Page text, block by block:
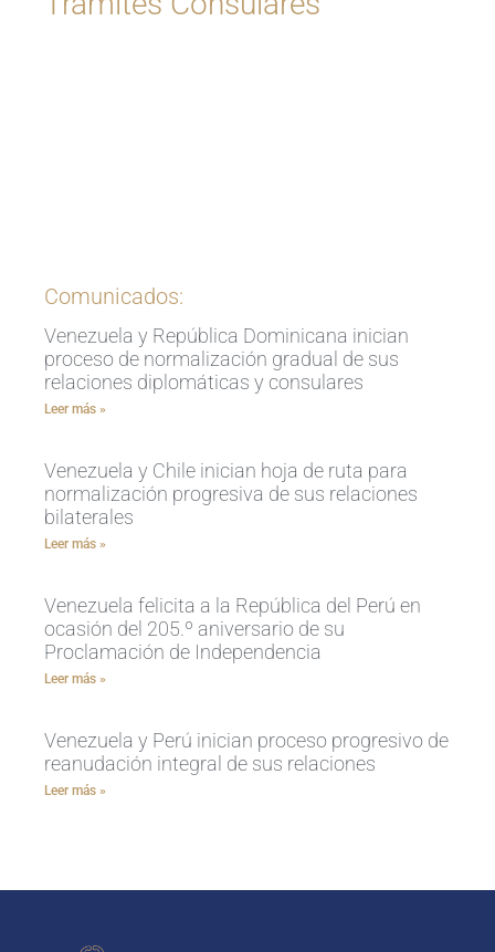
Comunicados:
Venezuela y República Dominicana inician
proceso de normalización gradual de sus
relaciones diplomáticas y consulares
Leer más »
Venezuela y Chile inician hoja de ruta para
normalización progresiva de sus relaciones
bilaterales
Leer más »
Venezuela felicita a la República del Perú en
ocasión del 205.º aniversario de su
Proclamación de Independencia
Leer más »
Venezuela y Perú inician proceso progresivo de
reanudación integral de sus relaciones
Leer más »